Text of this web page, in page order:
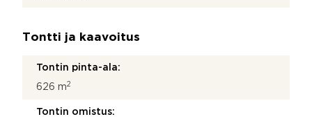
Tontti ja kaavoitus
Tontin pinta-ala:
626 m2
Tontin omistus: